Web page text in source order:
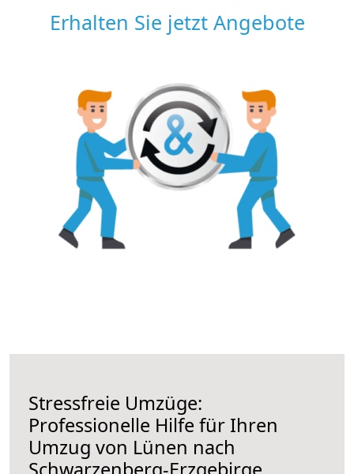
Erhalten Sie jetzt Angebote
Stressfreie Umzüge:
Professionelle Hilfe für Ihren
Umzug von Lünen nach